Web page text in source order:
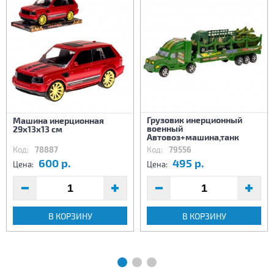
Машина инерционная
29х13х13 см
Код: 78887
Цена: 600 р.
В КОРЗИНУ
Грузовик инерционный
военный
Автовоз+машина,танк
Код: 79556
Цена: 495 р.
В КОРЗИНУ